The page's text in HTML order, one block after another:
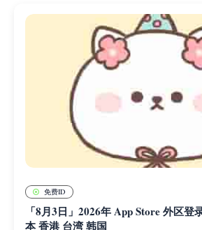
免费ID
「8月3日」2026年 App Store 外区登
本 香港 台湾 韩国